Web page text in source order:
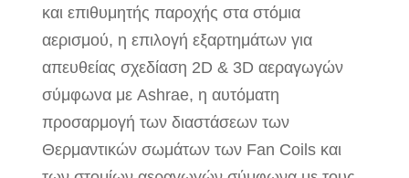
και επιθυμητής παροχής στα στόμια
αερισμού, η επιλογή εξαρτημάτων για
απευθείας σχεδίαση 2D & 3D αεραγωγών
σύμφωνα με Ashrae, η αυτόματη
προσαρμογή των διαστάσεων των
Θερμαντικών σωμάτων των Fan Coils και